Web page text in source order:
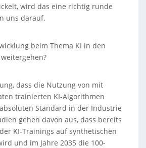
wird das eine richtig runde
uns darauf.
beim Thema KI in den
dass die Nutzung von mit
trainierten KI-Algorithmen
Standard in der Industrie
gehen davon aus, dass bereits
KI-Trainings auf synthetischen
und im Jahre 2035 die 100-